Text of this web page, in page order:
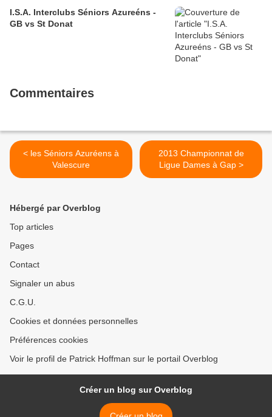
I.S.A. Interclubs Séniors Azureéns -
GB vs St Donat
Commentaires
< les Séniors Azuréens à
Valescure
2013 Championnat de
Ligue Dames à Gap >
Hébergé par Overblog
Top articles
Pages
Contact
Signaler un abus
C.G.U.
Cookies et données personnelles
Préférences cookies
Voir le profil de Patrick Hoffman sur le portail Overblog
Créer un blog sur Overblog